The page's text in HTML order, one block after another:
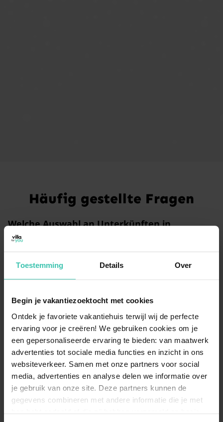
Toestemming Details Over
Begin je vakantiezoektocht met cookies
Ontdek je favoriete vakantiehuis terwijl wij de perfecte
ervaring voor je creëren! We gebruiken cookies om je
een gepersonaliseerde ervaring te bieden: van maatwerk
advertenties tot sociale media functies en inzicht in ons
websiteverkeer. Samen met onze partners voor social
media, advertenties en analyse delen we informatie over
je gebruik van onze site. Deze partners kunnen de
gegevens combineren met andere informatie die je met
hen hebt gedeeld of die zij hebben verzameld op basis
Häufig gestellte Fragen
Welche Auswahl an Unterkünften in
Hinterglemm bietet Villa for You an?
Aktuell stehen Ihnen 15persönlich ausgewählte
Ferienhäuser
ab 129 € pro Nacht zur Verfügung.
Unsere Gäste schätzen die hohe Qualität und
vergeben eine Durchschnittsbewertung von 4.9/5 bei
Was bietet Hinterglemm für einen Urlaub im
Sommer?
Hinterglemm verwandelt sich im Sommer in ein
Paradies für Wanderer und Mountainbiker mit
einem weitläufigen Wegenetz für jedes Niveau. Wenn
Sie bei uns eine Unterkunft buchen, können Sie direkt
vor der Haustür in diebeeindruckende Alpenwelt